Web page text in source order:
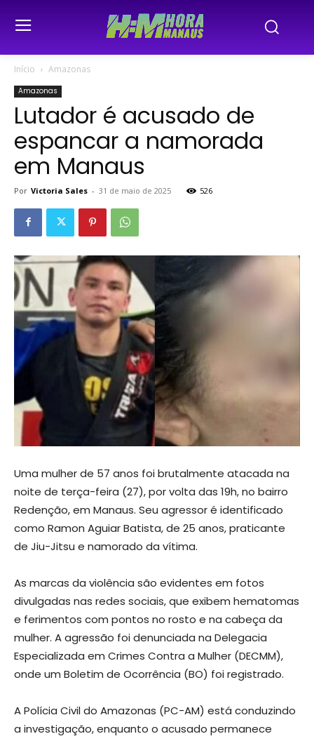
Início Amazonas
Amazonas
Lutador é acusado de
espancar a namorada
em Manaus
Por Victoria Sales - 31 de maio de 2025 526
Uma mulher de 57 anos foi brutalmente atacada na
noite de terça-feira (27), por volta das 19h, no bairro
Redenção, em Manaus. Seu agressor é identificado
como Ramon Aguiar Batista, de 25 anos, praticante
de Jiu-Jitsu e namorado da vítima.
As marcas da violência são evidentes em fotos
divulgadas nas redes sociais, que exibem hematomas
e ferimentos com pontos no rosto e na cabeça da
mulher. A agressão foi denunciada na Delegacia
Especializada em Crimes Contra a Mulher (DECMM),
onde um Boletim de Ocorrência (BO) foi registrado.
A Polícia Civil do Amazonas (PC-AM) está conduzindo
a investigação, enquanto o acusado permanece